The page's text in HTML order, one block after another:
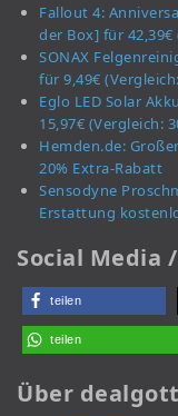
Fallout 4:
der Box] für 42,39€
SONAX
für 9,49€
Eglo LED Solar
15,97€ (Vergleich:
Hemden.de:
20% Extra-Rabatt
Sensodyne
Erstattung
Social Media
teilen
teilen
Über